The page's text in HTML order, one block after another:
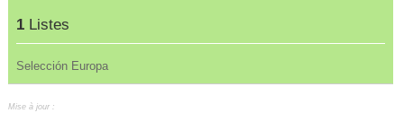
1 Listes
Selección Europa
Mise à jour :